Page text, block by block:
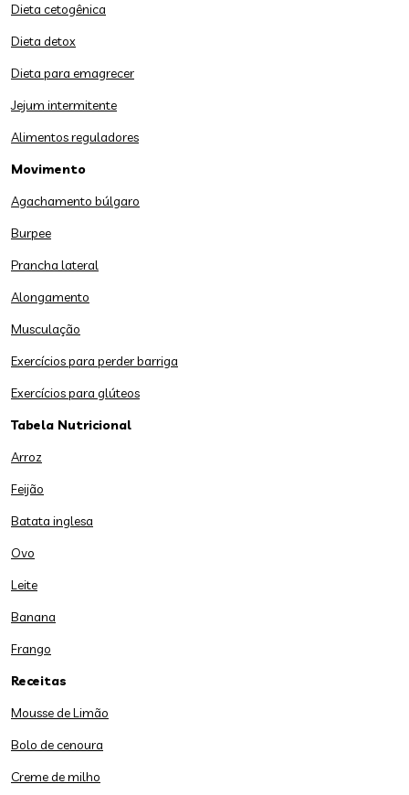
Dieta cetogênica
Dieta detox
Dieta para emagrecer
Jejum intermitente
Alimentos reguladores
Movimento
Agachamento búlgaro
Burpee
Prancha lateral
Alongamento
Musculação
Exercícios para perder barriga
Exercícios para glúteos
Tabela Nutricional
Arroz
Feijão
Batata inglesa
Ovo
Leite
Banana
Frango
Receitas
Mousse de Limão
Bolo de cenoura
Creme de milho